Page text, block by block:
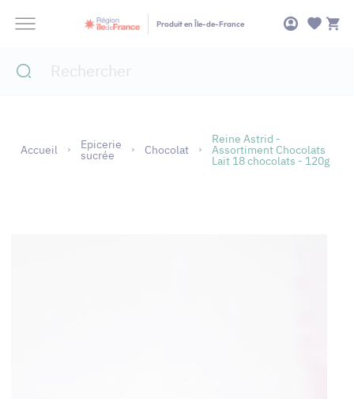
Produit en Île-de-France
Accueil Epicerie
sucrée Chocolat
Reine Astrid -
Assortiment Chocolats
Lait 18 chocolats - 120g